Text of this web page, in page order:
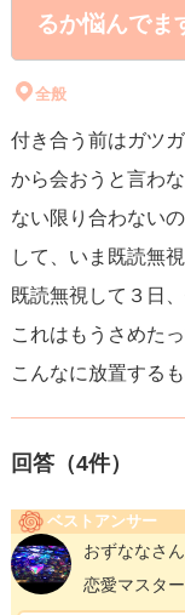
るか悩んでま
全般
付き合う前はガツ
から会おうと言わ
ない限り合わない
して、いま既読無
既読無視して３日
これはもうさめた
こんなに放置する
回答（4件）
ベストアンサー
おずななさん
恋愛マスタ